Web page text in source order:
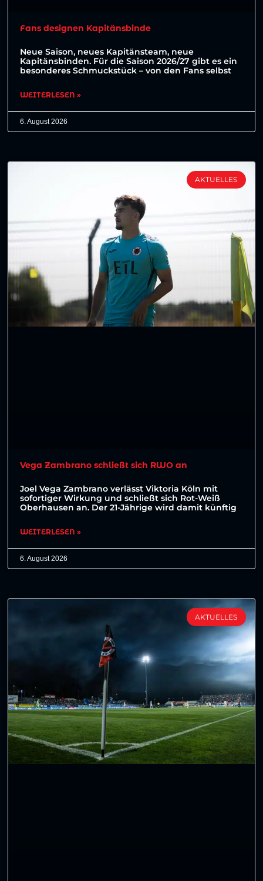
Fans designen Kapitänsbinde
Neue Saison, neues Kapitänsteam, neue
Kapitänsbinden. Für die Saison 2026/27 gibt es ein
besonderes Schmuckstück – von den Fans selbst
WEITERLESEN »
6. August 2026
AKTUELLES
Vega Zambrano schließt sich RWO an
Joel Vega Zambrano verlässt Viktoria Köln mit
sofortiger Wirkung und schließt sich Rot-Weiß
Oberhausen an. Der 21-Jährige wird damit künftig
WEITERLESEN »
6. August 2026
AKTUELLES